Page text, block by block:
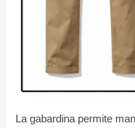
La gabardina permite